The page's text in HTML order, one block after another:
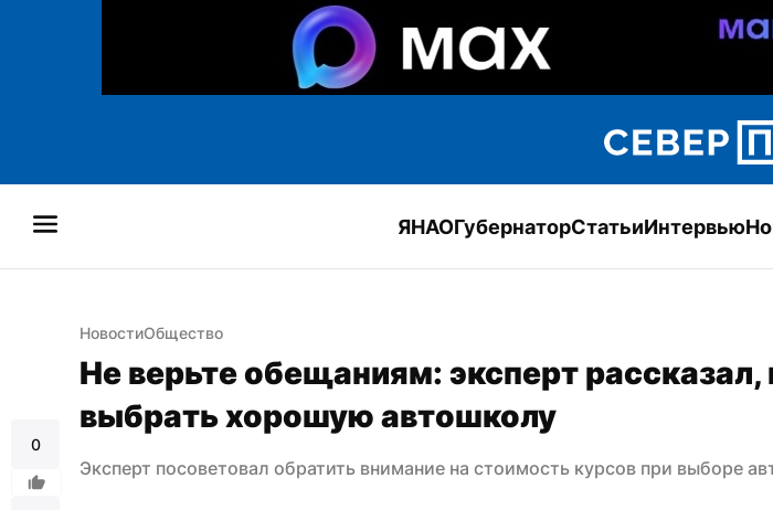
ЯНАОГубернаторСтатьиИнтервью
0
НовостиОбщество
Не верьте обещаниям: эксперт рассказал,
выбрать хорошую автошколу
Эксперт посоветовал обратить внимание на стоимость курсов при выборе